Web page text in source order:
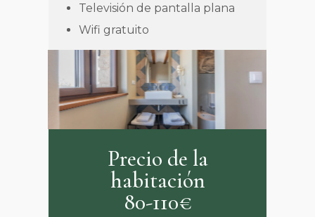
Televisión de pantalla plana
Wifi gratuito
Precio de la
habitación
80-110€